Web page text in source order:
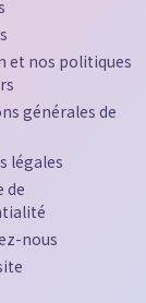
et nos politiques
générales de
légales
de
nous